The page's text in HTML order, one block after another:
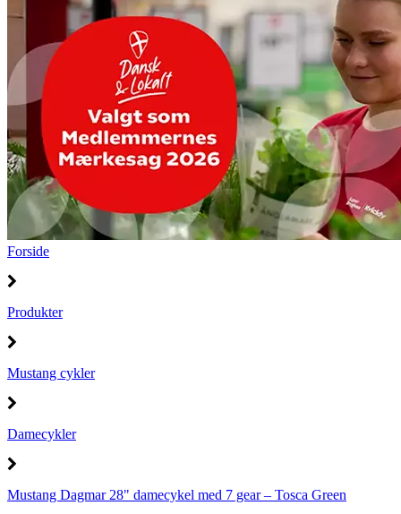
Forside
Produkter
Mustang cykler
Damecykler
Mustang Dagmar 28" damecykel med 7 gear – Tosca Green